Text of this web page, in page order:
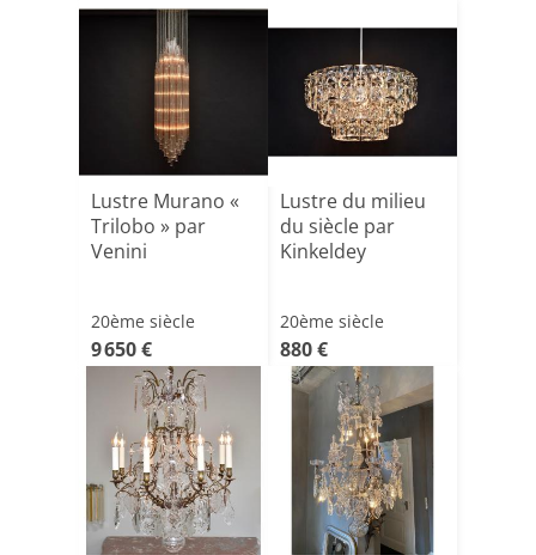
Lustre Murano «
Trilobo » par
Venini
20ème siècle
9 650 €
Lustre du milieu
du siècle par
Kinkeldey
20ème siècle
880 €